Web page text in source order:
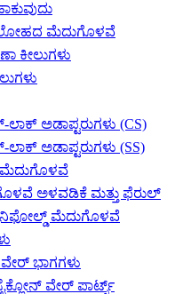
ಲೋಹದ ಮೆದುಗೊಳವೆ
ಕೀಲುಗಳು
ಲಾಕ್ ಅಡಾಪ್ಟರುಗಳು (CS)
ಲಾಕ್ ಅಡಾಪ್ಟರುಗಳು (SS)
ಮೆದುಗೊಳವೆ
ಅಳವಡಿಕೆ ಮತ್ತು ಫೆರುಲ್
ಮೆದುಗೊಳವೆ
ಭಾಗಗಳು
ವೇರ್ ಪಾರ್ಟ್ಸ್